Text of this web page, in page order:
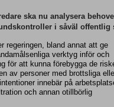
ska nu analysera
i såväl offentlig
regeringen, bland annat att ge
verktyg inför och
för att kunna förebygga de
av personer med brottsliga
innebär på
och annan otillbörlig